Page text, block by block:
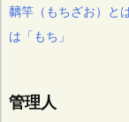
黐竿（もちざお）と
は「もち」
管理人